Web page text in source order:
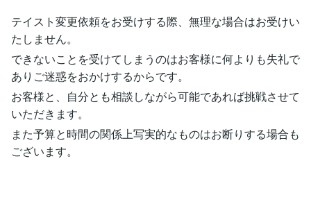
テイスト変更依頼をお受けする際、無理な場合はお受けい
たしません。
できないことを受けてしまうのはお客様に何よりも失礼で
ありご迷惑をおかけするからです。
お客様と、自分とも相談しながら可能であれば挑戦させて
いただきます。
また予算と時間の関係上写実的なものはお断りする場合も
ございます。